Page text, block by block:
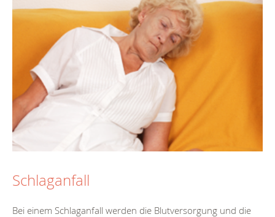
Schlaganfall
Bei einem Schlaganfall werden die Blutversorgung und die